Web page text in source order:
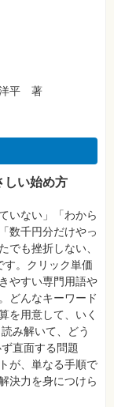
洋平 著
しい始め方
いない」「わから
数千円分だけやっ
でも挫折しない、
す。クリック単価
やすい専門用語や
どんなキーワード
を用意して、いく
み解いて、どう
直面する問題
が、単なる手順で
決力を身につけら